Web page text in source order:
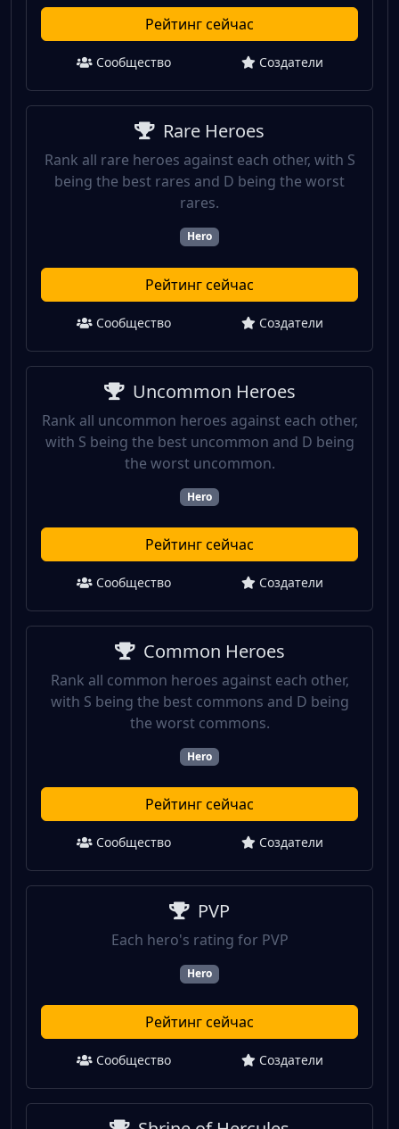
Рейтинг сейчас
Сообщество Создатели
Rare Heroes
Rank all rare heroes against each other, with S
being the best rares and D being the worst
rares.
Hero
Рейтинг сейчас
Сообщество Создатели
Uncommon Heroes
Rank all uncommon heroes against each other,
with S being the best uncommon and D being
the worst uncommon.
Hero
Рейтинг сейчас
Сообщество Создатели
Common Heroes
Rank all common heroes against each other,
with S being the best commons and D being
the worst commons.
Hero
Рейтинг сейчас
Сообщество Создатели
PVP
Each hero's rating for PVP
Hero
Рейтинг сейчас
Сообщество Создатели